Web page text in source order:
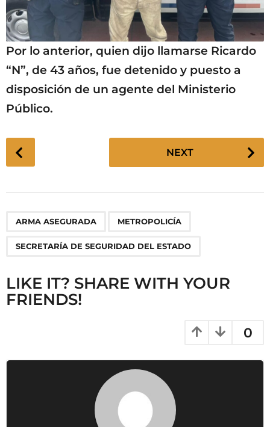
Por lo anterior, quien dijo llamarse Ricardo
“N”, de 43 años, fue detenido y puesto a
disposición de un agente del Ministerio
Público.
P
o
g
n
a
t
n
NEXT
ARMA ASEGURADA METROPOLICÍA
SECRETARÍA DE SEGURIDAD DEL ESTADO
LIKE IT? SHARE WITH YOUR
FRIENDS!
0